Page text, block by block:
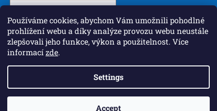
Používáme cookies, abychom Vám umožnili pohodlné
prohlížení webu a díky analýze provozu webu neustále
zlepšovali jeho funkce, výkon a použitelnost. Více
informacízde.
Settings
Accept
Password
LOGIN
New registrationForgotten password